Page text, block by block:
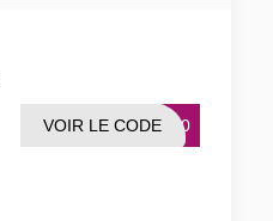
BA10
VOIR LE CODE